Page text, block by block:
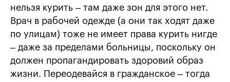
нельзя курить – там даже зон для этого нет.
Врач в рабочей одежде (а они так ходят даже
по улицам) тоже не имеет права курить нигде
– даже за пределами больницы, поскольку он
должен пропагандировать здоровий образ
жизни. Переодевайся в гражданское – тогда